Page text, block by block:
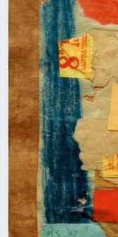
nu.